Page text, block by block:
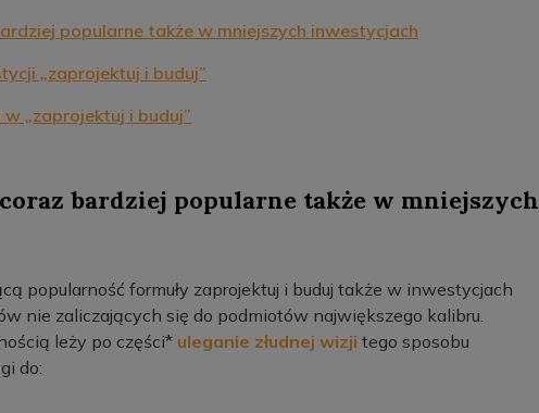
popularne także w mniejszych inwestycjach
„zaprojektuj i buduj”
„zaprojektuj i buduj”
bardziej popularne także w mniejszych
popularność formuły zaprojektuj i buduj także w inwestycjach
nie zaliczających się do podmiotów największego kalibru.
leży po części* uleganie złudnej wizji tego sposobu
do: